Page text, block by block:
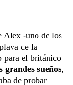
Alex -uno de los
de la
para el británico
grandes sueños,
de probar